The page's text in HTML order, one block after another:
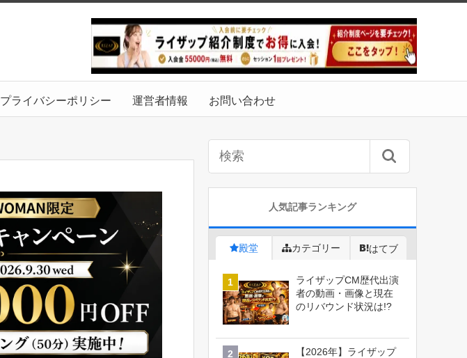
プライバシーポリシー 運営者情報 お問い合わせ
人気記事ランキング
殿堂 カテゴリー はてブ
ライザップCM歴代出演
者の動画・画像と現在
のリバウンド状況は!?
【2026年】ライザップ